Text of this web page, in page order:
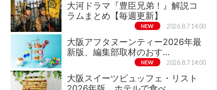
大河ドラマ『豊臣兄弟！』解説コ
ラムまとめ【毎週更新】
NEW 2026.8.7 14:00
大阪アフタヌーンティー2026年最
新版、編集部取材のおす…
NEW 2026.8.7 14:00
大阪スイーツビュッフェ・リスト